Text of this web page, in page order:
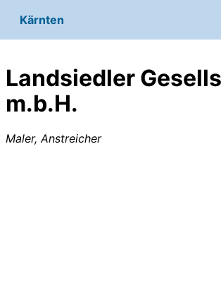
Kärnten
Landsiedler
m.b.H.
Maler, Anstreicher